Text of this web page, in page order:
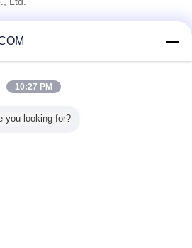
Suplier
10:27 PM
you looking for?